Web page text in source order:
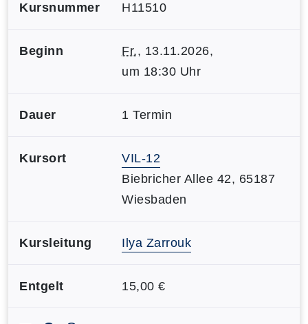
Kursnummer H11510
Beginn Fr., 13.11.2026,
um 18:30 Uhr
Dauer 1 Termin
Kursort
VIL-12
Biebricher Allee 42, 65187
Wiesbaden
Kursleitung Ilya Zarrouk
Entgelt 15,00 €